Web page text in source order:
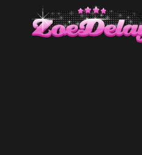
springen